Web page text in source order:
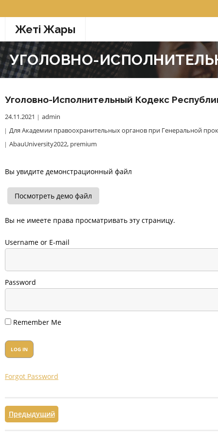
к
содержимому
Жетi Жарғы
УГОЛОВНО-
Уголовно-Исполнительный Кодекс
24.11.2021
admin
Для Академии правоохранительных органов при Генеральной
AbauUniversity2022, premium
Вы увидите демонстрационный файл
Посмотреть демо файл
Вы не имеете права просматривать эту страницу.
Username or E-mail
Password
Remember Me
Forgot Password
Предыдущий